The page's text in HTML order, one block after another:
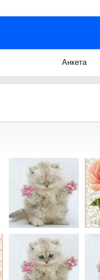
Анкета